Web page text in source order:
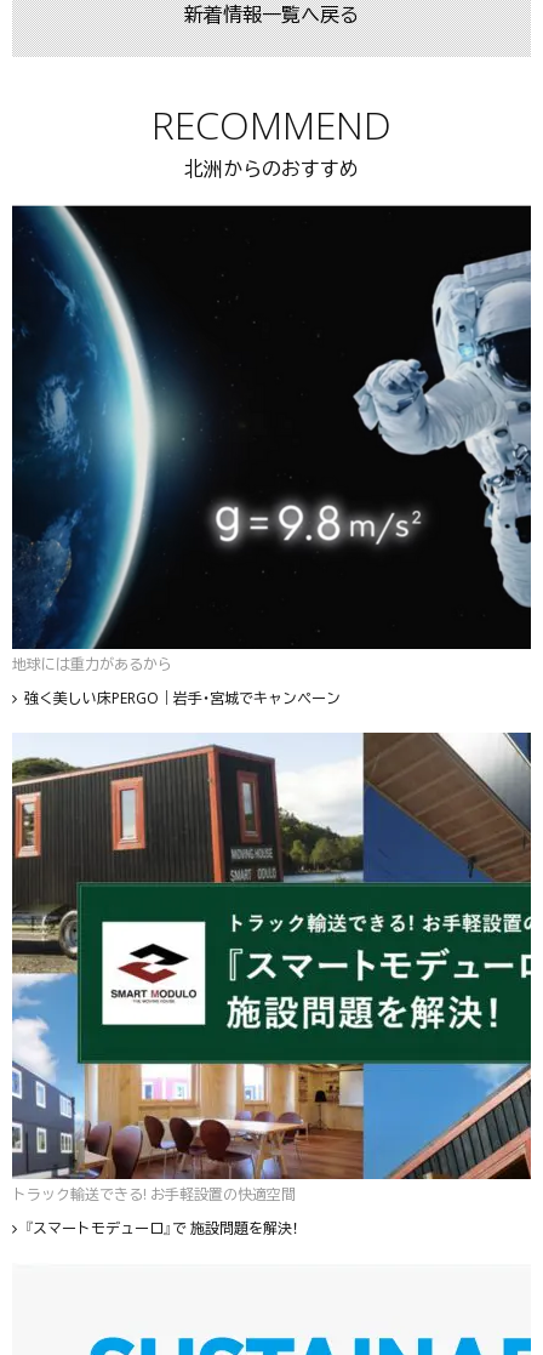
新着情報一覧へ戻る
RECOMMEND
北洲からのおすすめ
地球には重力があるから
強く美しい床PERGO｜岩手・宮城でキャンペーン
トラック輸送できる! お手軽設置の快適空間
『スマートモデューロ』で 施設問題を解決！